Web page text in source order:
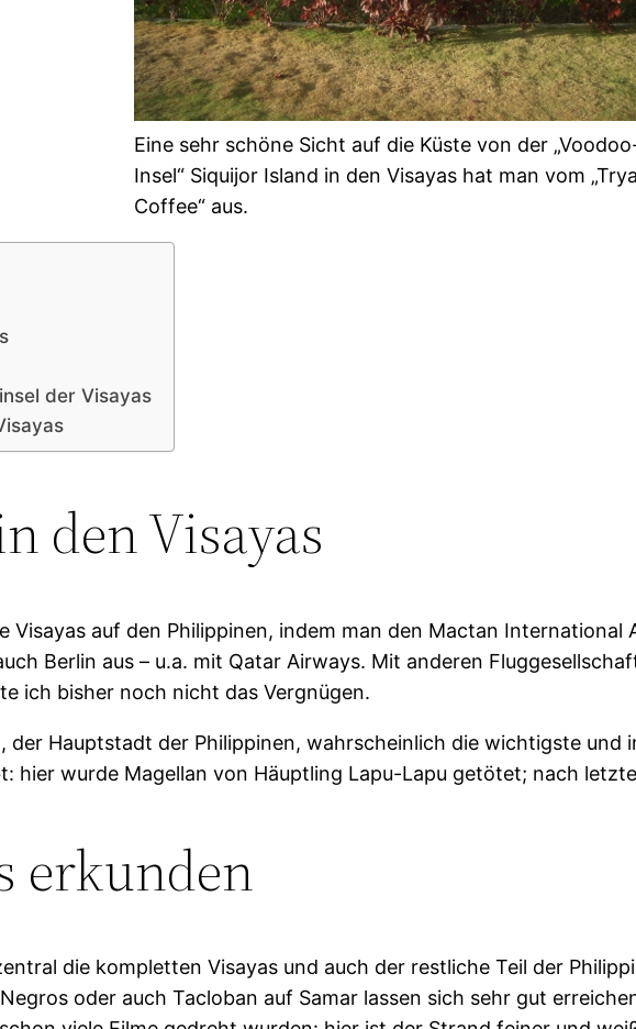
Eine sehr schöne Sicht auf die Küste von der
Insel“ Siquijor Island in den Visayas hat man vom
Coffee“ aus.
der Visayas
den Visayas
Visayas auf den Philippinen, indem man den Mactan
Berlin aus – u.a. mit Qatar Airways. Mit anderen
ich bisher noch nicht das Vergnügen.
der Hauptstadt der Philippinen, wahrscheinlich die wichtigste
hier wurde Magellan von Häuptling Lapu-Lapu getötet; nach
erkunden
die kompletten Visayas und auch der restliche Teil der
oder auch Tacloban auf Samar lassen sich sehr gut